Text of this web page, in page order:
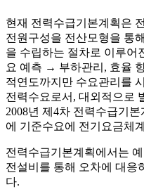
현재 전력수급기본계획은
전원구성을 전산모형을 통
을 수립하는 절차로 이루어
요 예측 → 부하관리, 효율
적연도까지만 수요관리를
전력수요로서, 대외적으로
2008년 제4차 전력수급기
에 기준수요에 전기요금체
전력수급기본계획에서는
전설비를 통해 오차에 대응
다.